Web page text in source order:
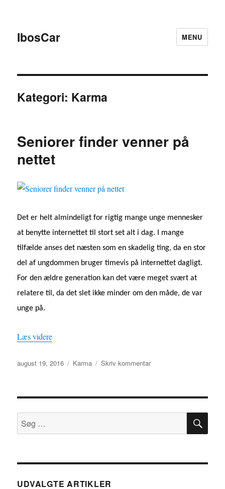
IbosCar MENU
Kategori: Karma
Seniorer finder venner på
nettet
Det er helt almindeligt for rigtig mange unge mennesker
at benytte internettet til stort set alt i dag. I mange
tilfælde anses det næsten som en skadelig ting, da en stor
del af ungdommen bruger timevis på internettet dagligt.
For den ældre generation kan det være meget svært at
relatere til, da det slet ikke minder om den måde, de var
unge på.
Læs videre“Seniorer finder venner på nettet”
Udgivet
august 19, 2016 Kategorier
Karma Skriv kommentartil
venner
nettet
Søg
efter:
SØG
UDVALGTE ARTIKLER